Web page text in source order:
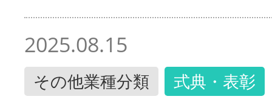
2025.08.15
その他業種分類 式典・表彰